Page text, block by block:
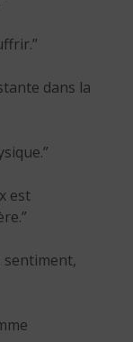
dans la
est
sentiment,